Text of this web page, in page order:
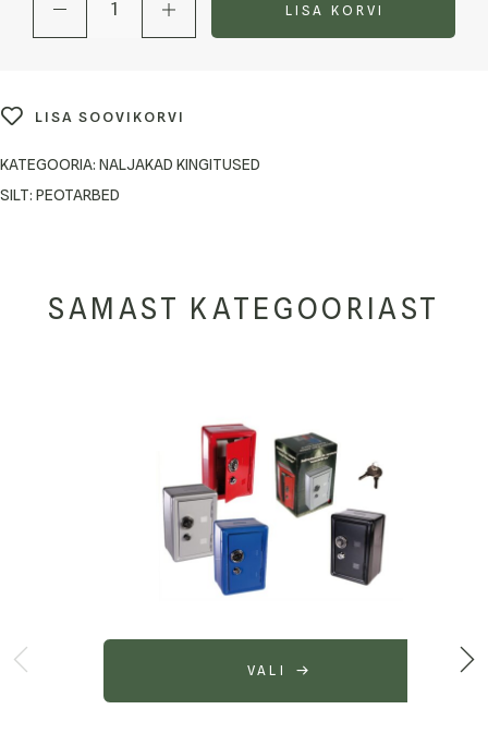
LISA KORVI
LISA SOOVIKORVI
KATEGOORIA: NALJAKAD KINGITUSED
SILT: PEOTARBED
SAMAST KATEGOORIAST
VALI